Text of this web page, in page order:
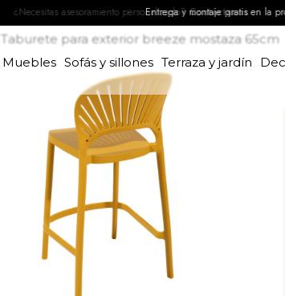
Entrega y montaje gratis en la
Muebles Sofás y sillones Terraza y jardín
Taburete para exterior breeze mostaza 65cm